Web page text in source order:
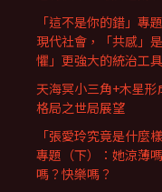
「這不是你的錯」專
現代社會，「共感」
懼」更強大的統治工具
天海冥小三角+木星形
格局之世局展望
「張愛玲究竟是什麼
專題（下）：她涼薄
嗎？快樂嗎？